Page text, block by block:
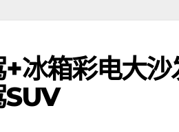
冰箱彩电大
SUV